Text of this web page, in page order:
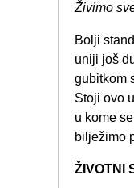
Živimo
Bolji
uniji još
gubitkom
Stoji ovo
u kome
bilježimo
ŽIVOTNI